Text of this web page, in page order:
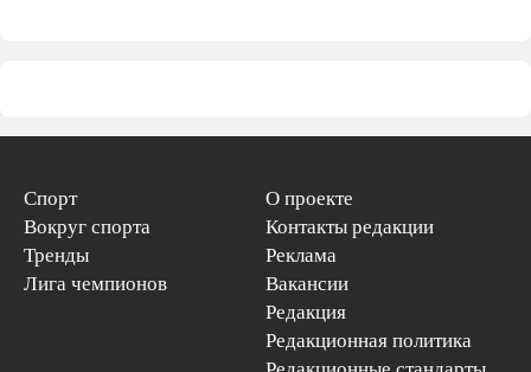
Спорт
Вокруг спорта
Тренды
Лига чемпионов
О проекте
Контакты редакции
Реклама
Вакансии
Редакция
Редакционная политика